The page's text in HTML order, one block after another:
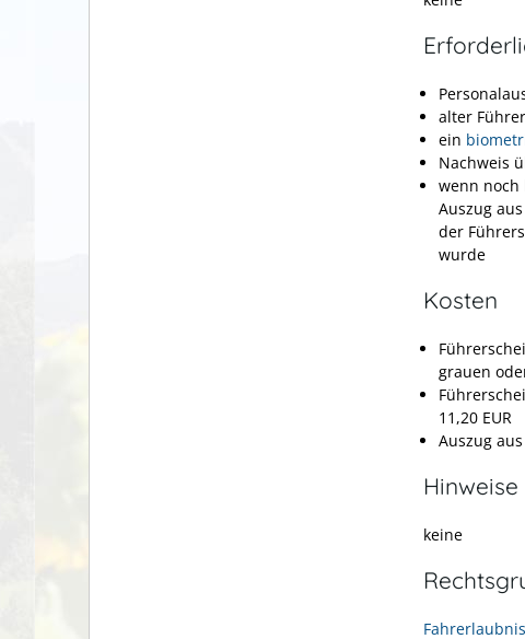
alter
ein
Nachweis
wenn noch
Auszug
der
wurde
Kosten
grauen
11,20 EUR
Auszug
Hinweise
keine